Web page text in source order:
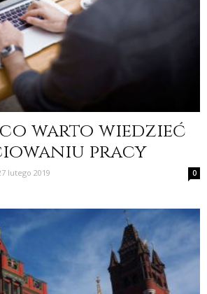
warto wiedzieć
pracy
lutego 2019 0